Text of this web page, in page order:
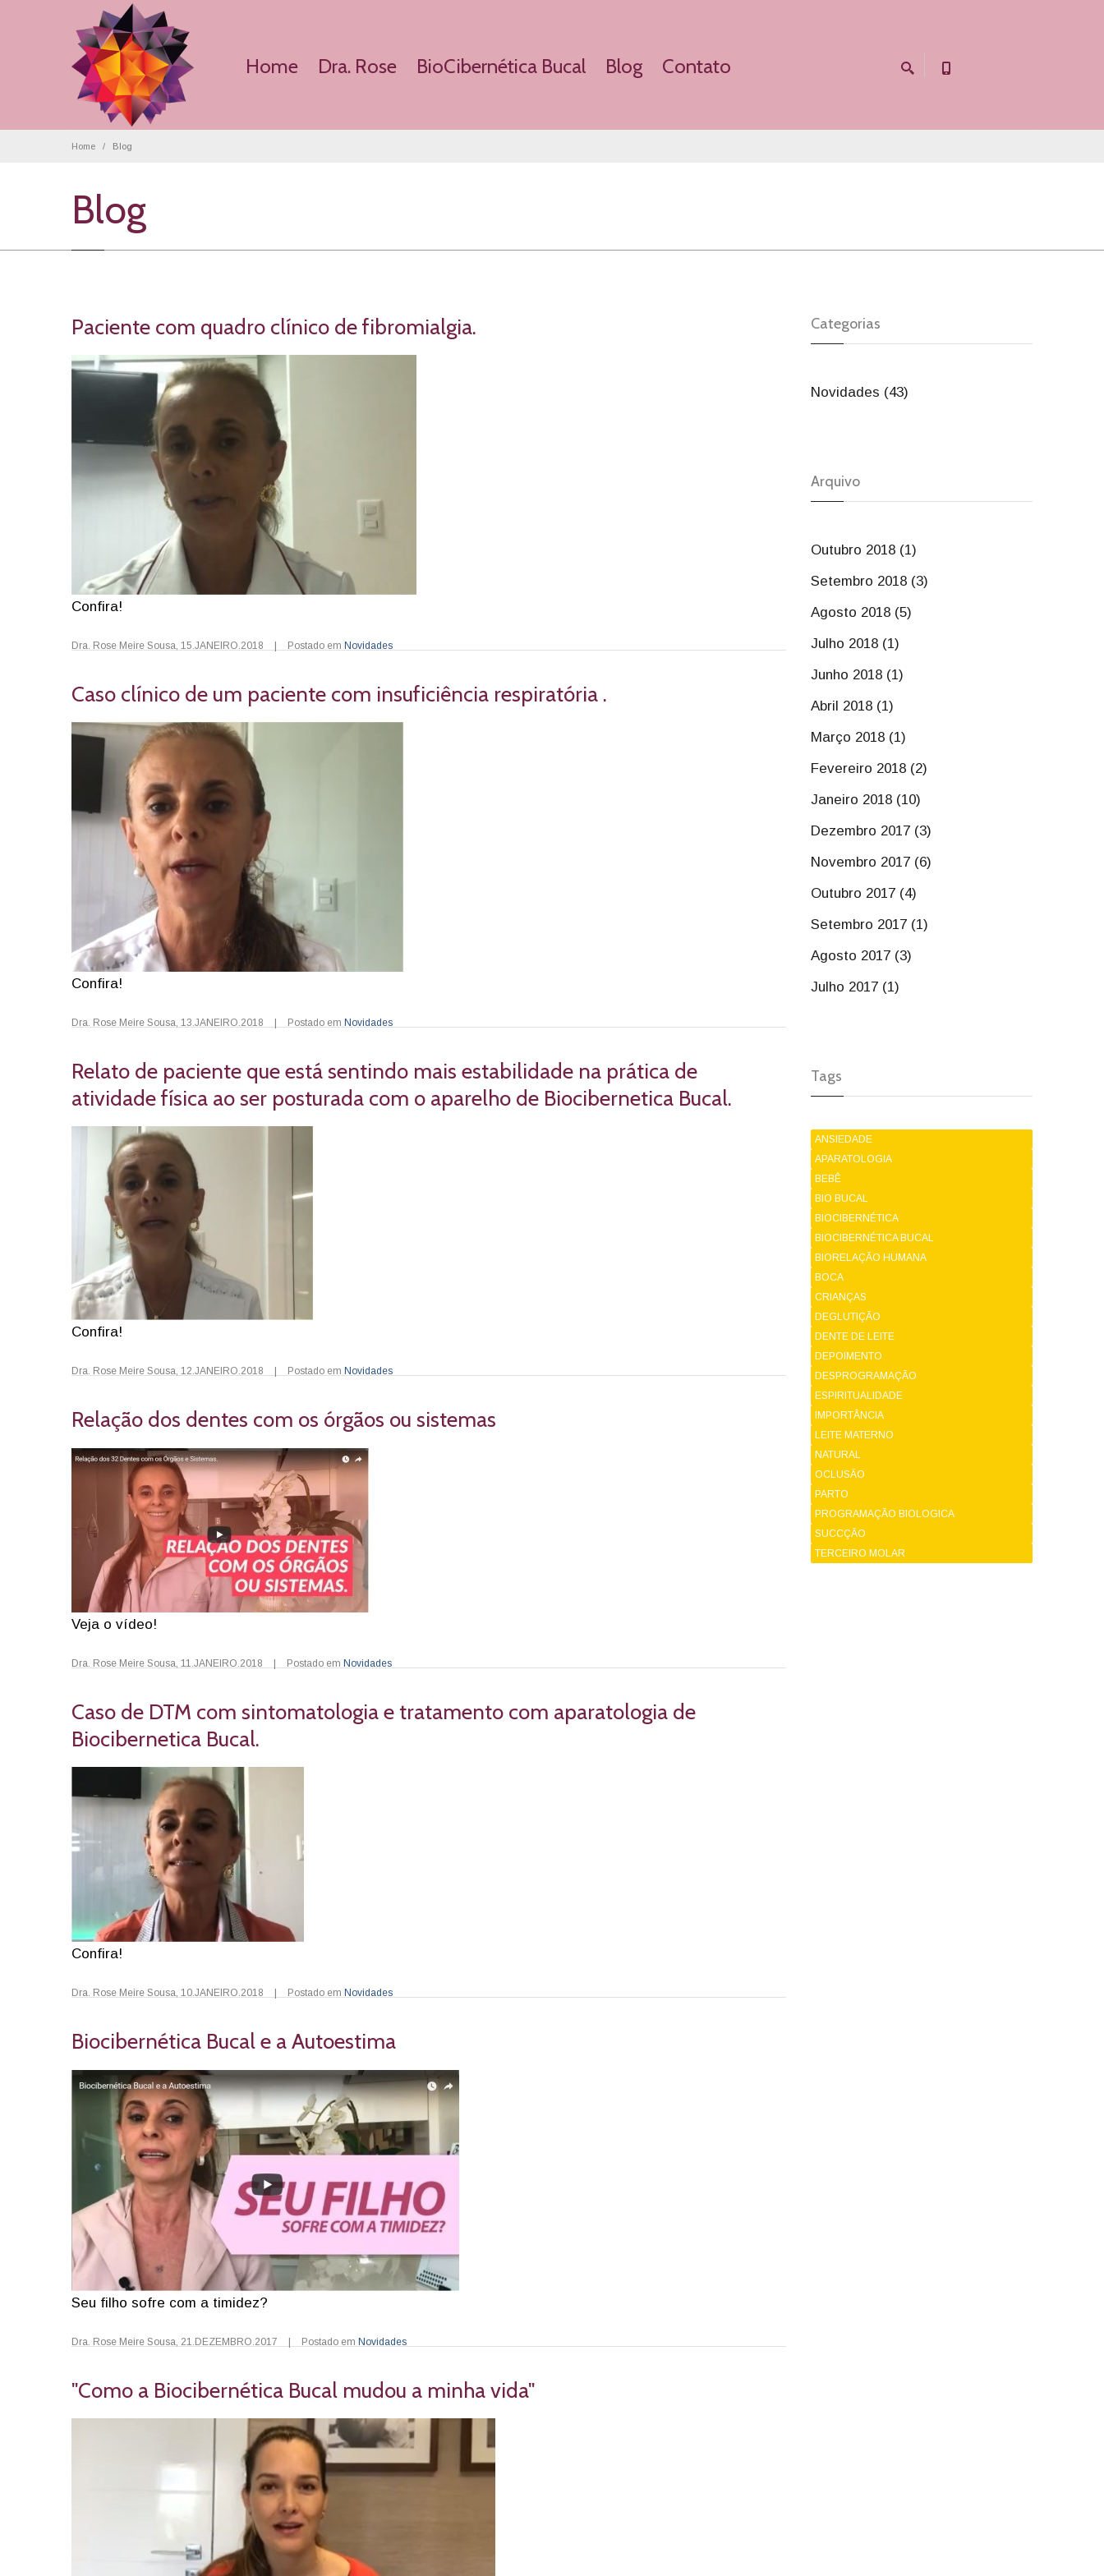
Home Dra. Rose BioCibernética Bucal Blog Contato
Home Blog
Blog
Paciente com quadro clínico de fibromialgia.
Confira!
Dra. Rose Meire Sousa, 15.JANEIRO.2018 Postado em Novidades
Caso clínico de um paciente com insuficiência respiratória .
Confira!
Dra. Rose Meire Sousa, 13.JANEIRO.2018 Postado em Novidades
Relato de paciente que está sentindo mais estabilidade na prática de
atividade física ao ser posturada com o aparelho de Biocibernetica Bucal.
Confira!
Dra. Rose Meire Sousa, 12.JANEIRO.2018 Postado em Novidades
Relação dos dentes com os órgãos ou sistemas
Veja o vídeo!
Dra. Rose Meire Sousa, 11.JANEIRO.2018 Postado em Novidades
Caso de DTM com sintomatologia e tratamento com aparatologia de
Biocibernetica Bucal.
Confira!
Dra. Rose Meire Sousa, 10.JANEIRO.2018 Postado em Novidades
Biocibernética Bucal e a Autoestima
Seu filho sofre com a timidez?
Dra. Rose Meire Sousa, 21.DEZEMBRO.2017 Postado em Novidades
"Como a Biocibernética Bucal mudou a minha vida"
Categorias
Novidades (43)
Arquivo
Outubro 2018 (1)
Setembro 2018 (3)
Agosto 2018 (5)
Julho 2018 (1)
Junho 2018 (1)
Abril 2018 (1)
Março 2018 (1)
Fevereiro 2018 (2)
Janeiro 2018 (10)
Dezembro 2017 (3)
Novembro 2017 (6)
Outubro 2017 (4)
Setembro 2017 (1)
Agosto 2017 (3)
Julho 2017 (1)
Tags
ANSIEDADE
APARATOLOGIA
BEBÊ
BIO BUCAL
BIOCIBERNÉTICA
BIOCIBERNÉTICA BUCAL
BIORELAÇÃO HUMANA
BOCA
CRIANÇAS
DEGLUTIÇÃO
DENTE DE LEITE
DEPOIMENTO
DESPROGRAMAÇÃO
ESPIRITUALIDADE
IMPORTÂNCIA
LEITE MATERNO
NATURAL
OCLUSÃO
PARTO
PROGRAMAÇÃO BIOLOGICA
SUCCÇÃO
TERCEIRO MOLAR